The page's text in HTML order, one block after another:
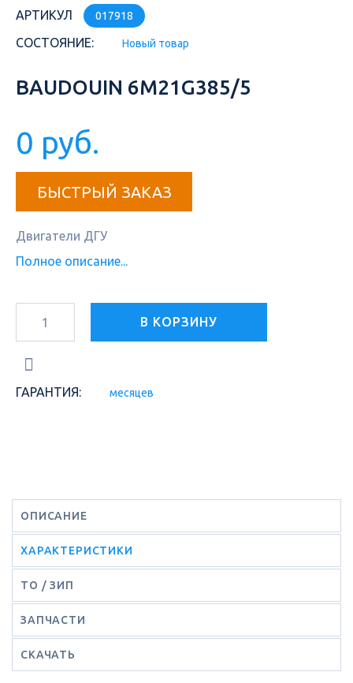
АРТИКУЛ 017918
СОСТОЯНИЕ: Новый товар
BAUDOUIN 6M21G385/5
0 руб.
БЫСТРЫЙ ЗАКАЗ
Двигатели ДГУ
Полное описание...
В КОРЗИНУ
ГАРАНТИЯ: месяцев
ОПИСАНИЕ
ХАРАКТЕРИСТИКИ
ТО / ЗИП
ЗАПЧАСТИ
СКАЧАТЬ